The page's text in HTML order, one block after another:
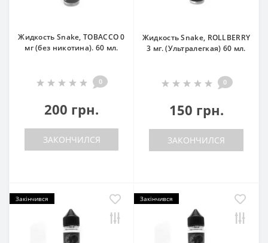
Жидкость Snake, TOBACCO 0
мг (без никотина). 60 мл.
0
200 грн.
ЗАКОНЧИЛСЯ
Жидкость Snake, ROLLBERRY
3 мг. (Ультралегкая) 60 мл.
0
150 грн.
ЗАКОНЧИЛСЯ
Закінчився Закінчився